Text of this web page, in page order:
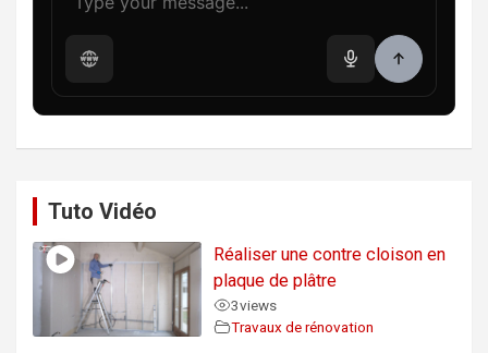
Tuto Vidéo
Réaliser une contre cloison en
plaque de plâtre
3views
Travaux de rénovation